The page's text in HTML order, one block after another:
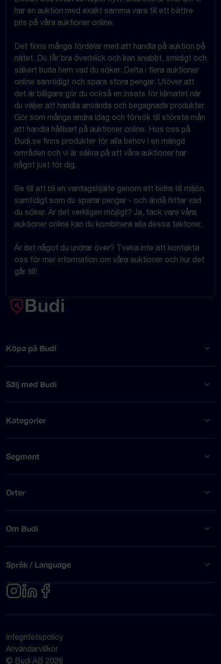
har en auktion med exakt samma vara till ett bättre
pris på våra auktioner online.
Det finns många fördelar med att handla på auktion på
nätet. Du får bra överblick och kan snabbt, smidigt och
säkert buda hem vad du söker. Delta i flera auktioner
online samtidigt och spara stora pengar. Utöver att
det är billigare gör du också en insats för klimatet när
du väljer att handla använda och begagnade produkter.
Gör som många andra idag och försök till största mån
att handla hållbart på auktioner online. Hos oss på
Budi.se finns produkter för alla behov i en mängd
områden och vi är säkra på att våra auktioner har
något just för dig.
Se till att bli en vardagshjälte genom att bidra till miljön,
samtidigt som du sparar pengar - och ändå hittar vad
du söker. Är det verkligen möjligt? Ja, tack vare våra
auktioner online kan du kombinera alla dessa faktorer.
Är det något du undrar över? Tveka inte att kontakta
oss för mer information om våra auktioner och hur det
går till!
Köpa på Budi
Sälj med Budi
Kategorier
Segment
Orter
Om Budi
Språk / Language
Integritetspolicy
Användarvillkor
© Budi AB 2026